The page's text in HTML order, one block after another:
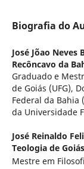
Biografia do
José Jõao Neves
Recôncavo da
Graduado e
de Goiás (UFG),
Federal da Bahia
da Universidade
José Reinaldo
Teologia de
Mestre em